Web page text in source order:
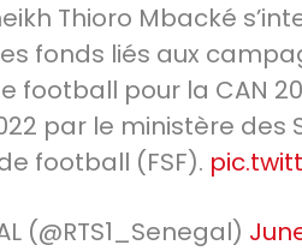
Thioro Mbacké
fonds liés aux
football pour la CAN
par le ministère des
football (FSF).
(@RTS1_Senegal)